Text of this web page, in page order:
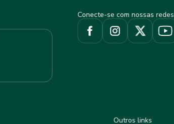
Conecte-se com nossas redes
Outros links